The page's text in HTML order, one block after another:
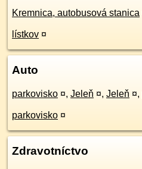
Kremnica, autobusová stanica
lístkov ¤
Auto
parkovisko ¤, Jeleň ¤, Jeleň ¤,
parkovisko ¤
Zdravotníctvo